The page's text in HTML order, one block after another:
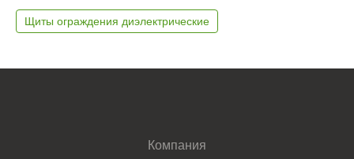
Щиты ограждения диэлектрические
Компания